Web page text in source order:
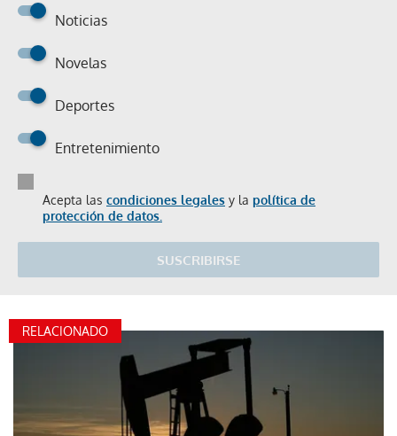
Noticias
Novelas
Deportes
Entretenimiento
Acepta las condiciones legales y la política de
protección de datos.
SUSCRIBIRSE
RELACIONADO